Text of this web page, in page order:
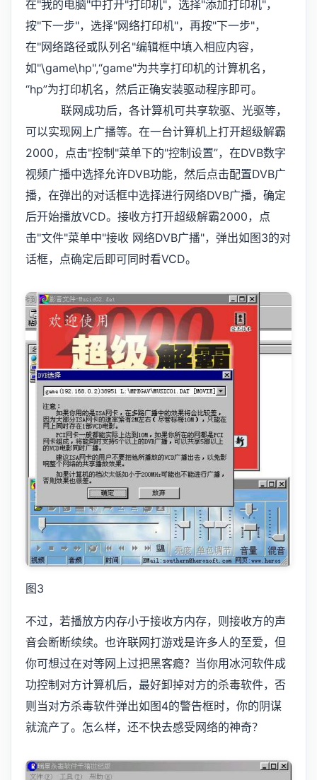
在"我的电脑"中打开"打印机"，选择"添加打印机"，
按"下一步"，选择"网络打印机"，再按"下一步"，
在"网络路径或队列名"编辑框中填入相应内容，
如"\game\hp",“game"为共享打印机的计算机名，
“hp”为打印机名，然后正确安装驱动程序即可。
联网成功后，各计算机可共享软驱、光驱等，
可以实现网上广播等。在一台计算机上打开超级解霸
2000，点击"控制"菜单下的"控制设置”，在DVB数字
视频广播中选择允许DVB功能，然后点击配置DVB广
播，在弹出的对话框中选择进行网络DVB广播，确定
后开始播放VCD。接收方打开超级解霸2000，点
击"文件"菜单中"接收 网络DVB广播"，弹出如图3的对
话框，点确定后即可同时看VCD。
图3
不过，若播放方内存小于接收方内存，则接收方的声
音会断断续续。也许联网打游戏是许多人的至爱，但
你可想过在对等网上过把黑客瘾？当你用冰河软件成
功控制对方计算机后，最好卸掉对方的杀毒软件，否
则当对方杀毒软件弹出如图4的警告框时，你的阴谋
就流产了。怎么样，还不快去感受网络的神奇？